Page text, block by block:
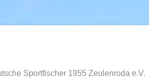
Sportfischer 1955 Zeulenroda e.V.